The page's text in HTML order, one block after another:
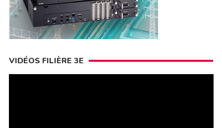
VIDÉOS FILIÈRE 3E